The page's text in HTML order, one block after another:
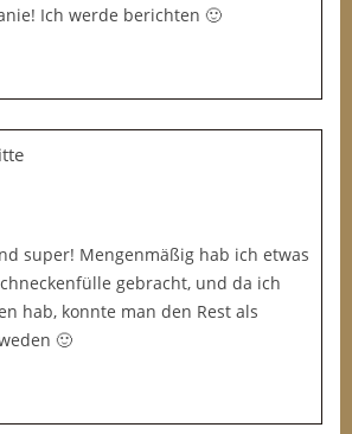
Ich werde berichten 🙂
super! Mengenmäßig hab ich etwas
gebracht, und da ich
hab, konnte man den Rest als
🙂